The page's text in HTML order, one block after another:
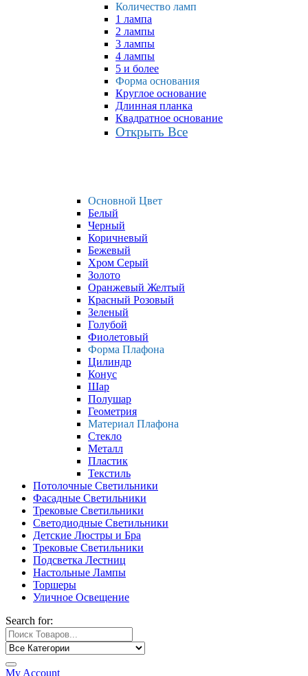
Количество ламп
1 лампа
2 лампы
3 лампы
4 лампы
5 и более
Форма основания
Круглое основание
Длинная планка
Квадратное основание
Открыть Все
Основной Цвет
Белый
Черный
Коричневый
Бежевый
Хром Серый
Золото
Оранжевый Желтый
Красный Розовый
Зеленый
Голубой
Фиолетовый
Форма Плафона
Цилиндр
Конус
Шар
Полушар
Геометрия
Материал Плафона
Стекло
Металл
Пластик
Текстиль
Потолочные Светильники
Фасадные Светильники
Трековые Светильники
Светодиодные Светильники
Детские Люстры и Бра
Трековые Светильники
Подсветка Лестниц
Настольные Лампы
Торшеры
Уличное Освещение
Search for:
My Account